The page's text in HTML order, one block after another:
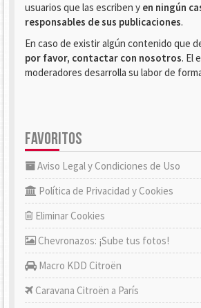
usuarios que las escriben y en ningún
responsables de sus publicaciones.
En caso de existir algún contenido que
por favor, contactar con nosotros. El
moderadores desarrolla su labor de
FAVORITOS
Aviso Legal y Condiciones de Uso
Política de Privacidad y Cookies
Eliminar Cookies
Chevronazos: ¡Sube tus fotos!
Macro KDD Citroën
Caravana Citroën a París